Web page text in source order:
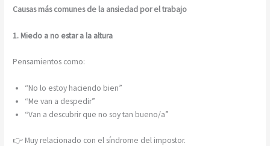
Causas más comunes de la ansiedad por el trabajo
1. Miedo a no estar a la altura
Pensamientos como:
“No lo estoy haciendo bien”
“Me van a despedir”
“Van a descubrir que no soy tan bueno/a”
👉 Muy relacionado con el síndrome del impostor.